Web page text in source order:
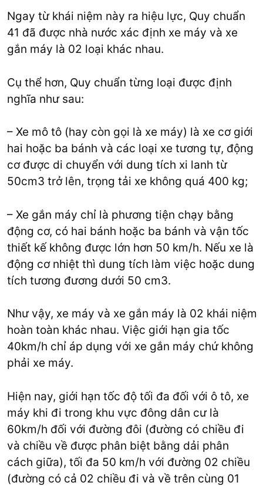
Ngay từ khái niệm này ra hiệu lực, Quy chuẩn
41 đã được nhà nước xác định xe máy và xe
gắn máy là 02 loại khác nhau.
Cụ thể hơn, Quy chuẩn từng loại được định
nghĩa như sau:
– Xe mô tô (hay còn gọi là xe máy) là xe cơ giới
hai hoặc ba bánh và các loại xe tương tự, động
cơ được di chuyển với dung tích xi lanh từ
50cm3 trở lên, trọng tải xe không quá 400 kg;
– Xe gắn máy chỉ là phương tiện chạy bằng
động cơ, có hai bánh hoặc ba bánh và vận tốc
thiết kế không được lớn hơn 50 km/h. Nếu xe là
động cơ nhiệt thì dung tích làm việc hoặc dung
tích tương đương dưới 50 cm3.
Như vậy, xe máy và xe gắn máy là 02 khái niệm
hoàn toàn khác nhau. Việc giới hạn gia tốc
40km/h chỉ áp dụng với xe gắn máy chứ không
phải xe máy.
Hiện nay, giới hạn tốc độ tối đa đối với ô tô, xe
máy khi đi trong khu vực đông dân cư là
60km/h đối với đường đôi (đường có chiều đi
và chiều về được phân biệt bằng dải phân
cách giữa), tối đa 50 km/h với đường 02 chiều
(đường có cả 02 chiều đi và về trên cùng 01